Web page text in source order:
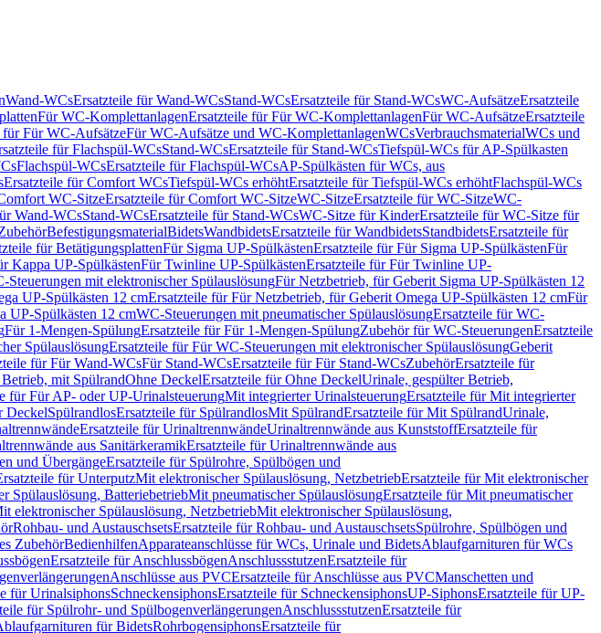
Wand-WCsErsatzteile für Wand-WCsStand-WCsErsatzteile für Stand-WCsWC-AufsätzeErsatzteile
Für WC-KomplettanlagenErsatzteile für Für WC-KomplettanlagenFür WC-AufsätzeErsatzteile
für Für WC-AufsätzeFür WC-Aufsätze und WC-KomplettanlagenWCsVerbrauchsmaterialWCs und
für Flachspül-WCsStand-WCsErsatzteile für Stand-WCsTiefspül-WCs für AP-Spülkasten
Flachspül-WCsErsatzteile für Flachspül-WCsAP-Spülkästen für WCs, aus
Ersatzteile für Comfort WCsTiefspül-WCs erhöhtErsatzteile für Tiefspül-WCs erhöhtFlachspül-WCs
WC-SitzeErsatzteile für Comfort WC-SitzeWC-SitzeErsatzteile für WC-SitzeWC-
Wand-WCsStand-WCsErsatzteile für Stand-WCsWC-Sitze für KinderErsatzteile für WC-Sitze für
BefestigungsmaterialBidetsWandbidetsErsatzteile für WandbidetsStandbidetsErsatzteile für
für BetätigungsplattenFür Sigma UP-SpülkästenErsatzteile für Für Sigma UP-SpülkästenFür
Kappa UP-SpülkästenFür Twinline UP-SpülkästenErsatzteile für Für Twinline UP-
Steuerungen mit elektronischer SpülauslösungFür Netzbetrieb, für Geberit Sigma UP-Spülkästen 12
UP-Spülkästen 12 cmErsatzteile für Für Netzbetrieb, für Geberit Omega UP-Spülkästen 12 cmFür
UP-Spülkästen 12 cmWC-Steuerungen mit pneumatischer SpülauslösungErsatzteile für WC-
Für 1-Mengen-SpülungErsatzteile für Für 1-Mengen-SpülungZubehör für WC-SteuerungenErsatzteile
SpülauslösungErsatzteile für Für WC-Steuerungen mit elektronischer SpülauslösungGeberit
für Für Wand-WCsFür Stand-WCsErsatzteile für Für Stand-WCsZubehörErsatzteile für
mit SpülrandOhne DeckelErsatzteile für Ohne DeckelUrinale, gespülter Betrieb,
für Für AP- oder UP-UrinalsteuerungMit integrierter UrinalsteuerungErsatzteile für Mit integrierter
DeckelSpülrandlosErsatzteile für SpülrandlosMit SpülrandErsatzteile für Mit SpülrandUrinale,
Ersatzteile für UrinaltrennwändeUrinaltrennwände aus KunststoffErsatzteile für
aus SanitärkeramikErsatzteile für Urinaltrennwände aus
und ÜbergängeErsatzteile für Spülrohre, Spülbögen und
für UnterputzMit elektronischer Spülauslösung, NetzbetriebErsatzteile für Mit elektronischer
Spülauslösung, BatteriebetriebMit pneumatischer SpülauslösungErsatzteile für Mit pneumatischer
elektronischer Spülauslösung, NetzbetriebMit elektronischer Spülauslösung,
Rohbau- und AustauschsetsErsatzteile für Rohbau- und AustauschsetsSpülrohre, Spülbögen und
ZubehörBedienhilfenApparateanschlüsse für WCs, Urinale und BidetsAblaufgarnituren für WCs
Ersatzteile für AnschlussbögenAnschlussstutzenErsatzteile für
Anschlüsse aus PVCErsatzteile für Anschlüsse aus PVCManschetten und
für UrinalsiphonsSchneckensiphonsErsatzteile für SchneckensiphonsUP-SiphonsErsatzteile für UP-
für Spülrohr- und SpülbogenverlängerungenAnschlussstutzenErsatzteile für
für BidetsRohrbogensiphonsErsatzteile für